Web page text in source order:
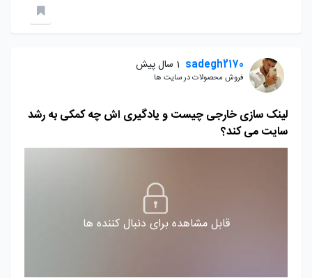
sadegh2170 1 سال پیش
فروش محصولات در سایت ها
لینک سازی خارجی چیست و یادگیری اش چه کمکی به رشد
سایت می کند؟
قابل مشاهده برای دنبال کننده ها